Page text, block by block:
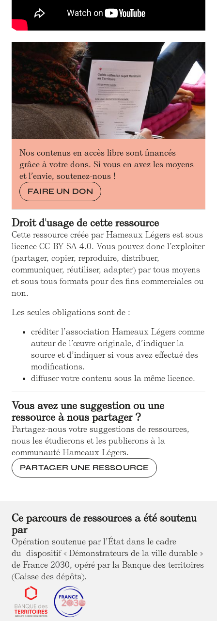
Nos contenus en accès libre sont financés
grâce à votre dons. Si vous en avez les moyens
et l’envie, soutenez-nous !
FAIRE UN DON
Droit d'usage de cette ressource
Cette ressource créée par Hameaux Légers est sous
licence CC-BY-SA 4.0. Vous pouvez donc l’exploiter
(partager, copier, reproduire, distribuer,
communiquer, réutiliser, adapter) par tous moyens
et sous tous formats pour des fins commerciales ou
non.
Les seules obligations sont de :
créditer l’association Hameaux Légers comme
auteur de l’œuvre originale, d’indiquer la
source et d’indiquer si vous avez effectué des
modifications.
diffuser votre contenu sous la même licence.
Vous avez une suggestion ou une
ressource à nous partager ?
Partagez-nous votre suggestions de ressources,
nous les étudierons et les publierons à la
communauté Hameaux Légers.
PARTAGER UNE RESSOURCE
Ce parcours de ressources a été soutenu
par
Opération soutenue par l’État dans le cadre
du dispositif « Démonstrateurs de la ville durable »
de France 2030, opéré par la Banque des territoires
(Caisse des dépôts).